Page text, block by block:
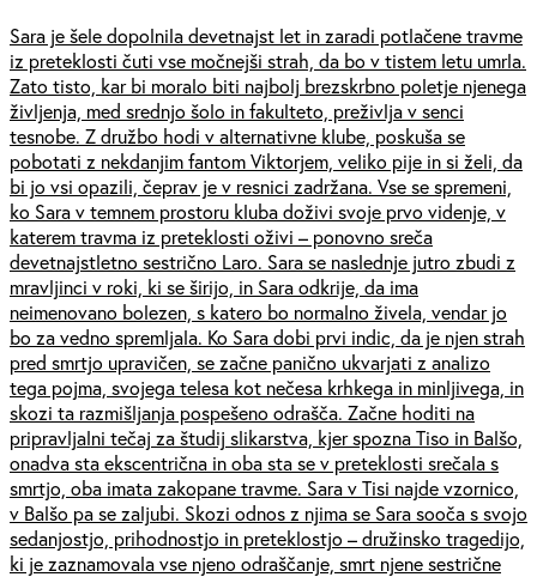
Sara je šele dopolnila devetnajst let in zaradi potlačene travme
iz preteklosti čuti vse močnejši strah, da bo v tistem letu umrla.
Zato tisto, kar bi moralo biti najbolj brezskrbno poletje njenega
življenja, med srednjo šolo in fakulteto, preživlja v senci
tesnobe. Z družbo hodi v alternativne klube, poskuša se
pobotati z nekdanjim fantom Viktorjem, veliko pije in si želi, da
bi jo vsi opazili, čeprav je v resnici zadržana. Vse se spremeni,
ko Sara v temnem prostoru kluba doživi svoje prvo videnje, v
katerem travma iz preteklosti oživi – ponovno sreča
devetnajstletno sestrično Laro. Sara se naslednje jutro zbudi z
mravljinci v roki, ki se širijo, in Sara odkrije, da ima
neimenovano bolezen, s katero bo normalno živela, vendar jo
bo za vedno spremljala. Ko Sara dobi prvi indic, da je njen strah
pred smrtjo upravičen, se začne panično ukvarjati z analizo
tega pojma, svojega telesa kot nečesa krhkega in minljivega, in
skozi ta razmišljanja pospešeno odrašča. Začne hoditi na
pripravljalni tečaj za študij slikarstva, kjer spozna Tiso in Balšo,
onadva sta ekscentrična in oba sta se v preteklosti srečala s
smrtjo, oba imata zakopane travme. Sara v Tisi najde vzornico,
v Balšo pa se zaljubi. Skozi odnos z njima se Sara sooča s svojo
sedanjostjo, prihodnostjo in preteklostjo – družinsko tragedijo,
ki je zaznamovala vse njeno odraščanje, smrt njene sestrične